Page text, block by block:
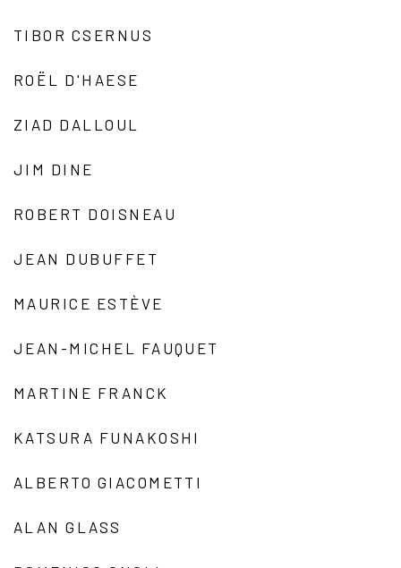
TIBOR CSERNUS
ROËL D'HAESE
ZIAD DALLOUL
JIM DINE
ROBERT DOISNEAU
JEAN DUBUFFET
MAURICE ESTÈVE
JEAN-MICHEL FAUQUET
MARTINE FRANCK
KATSURA FUNAKOSHI
ALBERTO GIACOMETTI
ALAN GLASS